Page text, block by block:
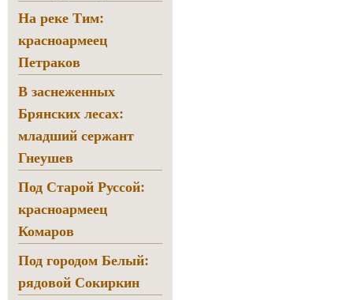
На реке Тим:
красноармеец
Петраков
В заснеженных
Брянских лесах:
младший сержант
Гнеушев
Под Старой Руссой:
красноармеец
Комаров
Под городом Белый:
рядовой Сокиркин